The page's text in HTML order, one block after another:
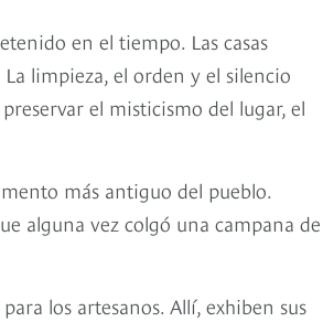
en el tiempo. Las casas
limpieza, el orden y el silencio
el misticismo del lugar, el
más antiguo del pueblo.
alguna vez colgó una campana de
los artesanos. Allí, exhiben sus